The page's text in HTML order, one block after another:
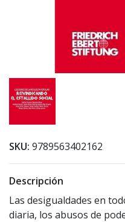
SKU: 9789563402162
Descripción
Las desigualdades en
diaria, los abusos de